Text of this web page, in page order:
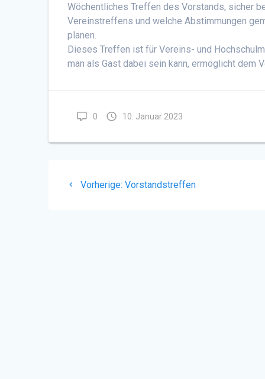
Wöchentliches Treffen des Vorstands, sicher
Vereinstreffens und welche Abstimmungen
planen.
Dieses Treffen ist für Vereins- und
man als Gast dabei sein kann, ermöglicht dem
0 10. Januar 2023
Beitragsnavigation
Vorherige: Vorheriger
Vorstandstreffen